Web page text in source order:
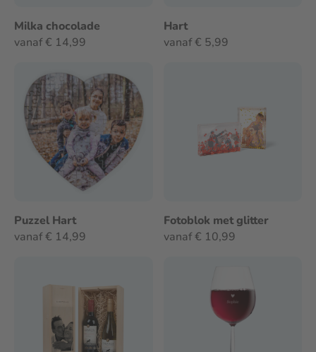
Milka chocolade
vanaf € 14,99
Hart
vanaf € 5,99
Puzzel Hart
vanaf € 14,99
Fotoblok met glitter
vanaf € 10,99